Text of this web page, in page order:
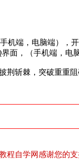
机端，电脑端），
面，（手机端，电
斩棘，突破重重
程自学网感谢您的支